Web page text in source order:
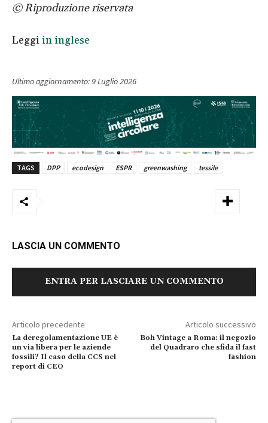
© Riproduzione riservata
Leggiin inglese
Ultimo aggiornamento: 9 Luglio 2026
TAGS DPP ecodesign ESPR greenwashing tessile
LASCIA UN COMMENTO
ENTRA PER LASCIARE UN COMMENTO
Articolo precedente
La deregolamentazione UE è
un via libera per le aziende
fossili? Il caso della CCS nel
report di CEO
Articolo successivo
Boh Vintage a Roma: il negozio
del Quadraro che sfida il fast
fashion